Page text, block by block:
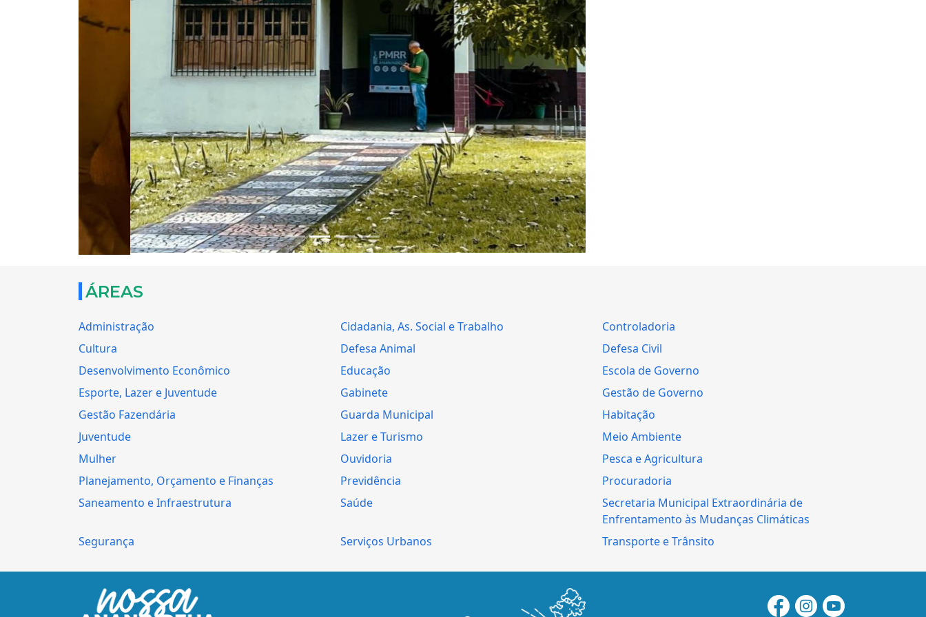
ÁREAS
Administração Cidadania, As. Social e Trabalho
Controladoria
Cultura
Defesa Animal
Defesa Civil
Desenvolvimento Econômico
Educação
Escola de Governo
Esporte, Lazer e Juventude
Gabinete
Gestão de Governo
Gestão Fazendária
Guarda Municipal
Habitação
Juventude
Lazer e Turismo
Meio Ambiente
Mulher
Ouvidoria
Pesca e Agricultura
Planejamento, Orçamento e Finanças
Previdência
Procuradoria
Saneamento e Infraestrutura
Saúde
Secretaria Municipal Extraordinária de
Enfrentamento às Mudanças Climáticas
Segurança
Serviços Urbanos Transporte e Trânsito